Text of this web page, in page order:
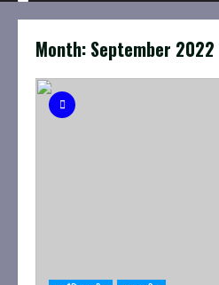
Month: September 2022